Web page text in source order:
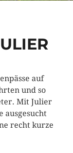
auf
und so
Mit Julier
ausgesucht
recht kurze